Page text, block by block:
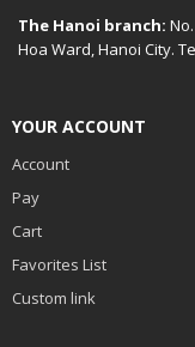
The Hanoi branch:
Hoa Ward, Hanoi City.
YOUR ACCOUNT
Account
Pay
Cart
Favorites List
Custom link